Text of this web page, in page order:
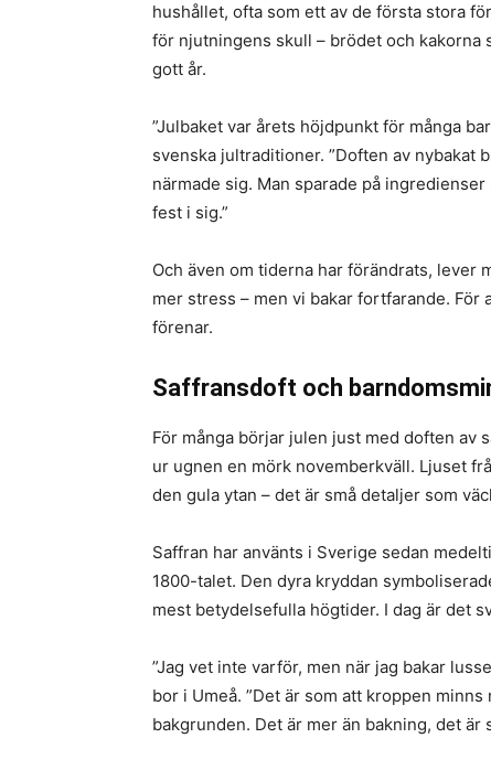
hushållet, ofta som ett av de första stora
för njutningens skull – brödet och
gott år.
”Julbaket var årets höjdpunkt för många
svenska jultraditioner. ”Doften av nybakat
närmade sig. Man sparade på
fest i sig.”
Och även om tiderna har förändrats, lever
mer stress – men vi bakar fortfarande. För
förenar.
Saffransdoft och
För många börjar julen just med doften av
ur ugnen en mörk novemberkväll. Ljuset
den gula ytan – det är små detaljer som
Saffran har använts i Sverige sedan
1800-talet. Den dyra kryddan
mest betydelsefulla högtider. I dag är det
”Jag vet inte varför, men när jag bakar
bor i Umeå. ”Det är som att kroppen
bakgrunden. Det är mer än bakning, det är